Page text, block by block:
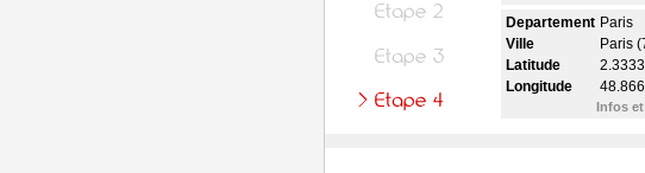
Departement Paris
Ville
Paris
Latitude
Longitude
Infos